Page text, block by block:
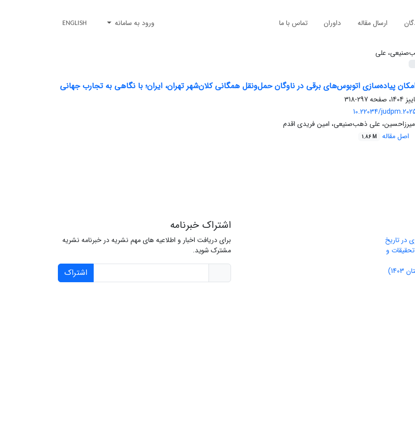
ارسال مقاله داوران تماس با ما ورود به سامانه ENGLISH
علی
پیاده‌سازی اتوبوس‌های برقی در ناوگان حمل‌ونقل همگانی کلان‌شهر تهران، ایران؛ با نگاهی به تجارب جهانی
297-318
10.22034/
میرزاحسین، علی ذهب‌صنیعی، امین فریدی اقدم
اصل مقاله 1.86 M
در تاریخ
تحقیقات و
اشتراک خبرنامه
برای دریافت اخبار و اطلاعیه های مهم نشریه در خبرنامه نشریه
مشترک شوید.
اشتراک